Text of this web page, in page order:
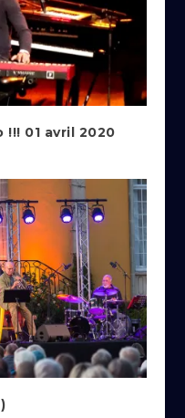
01 avril 2020